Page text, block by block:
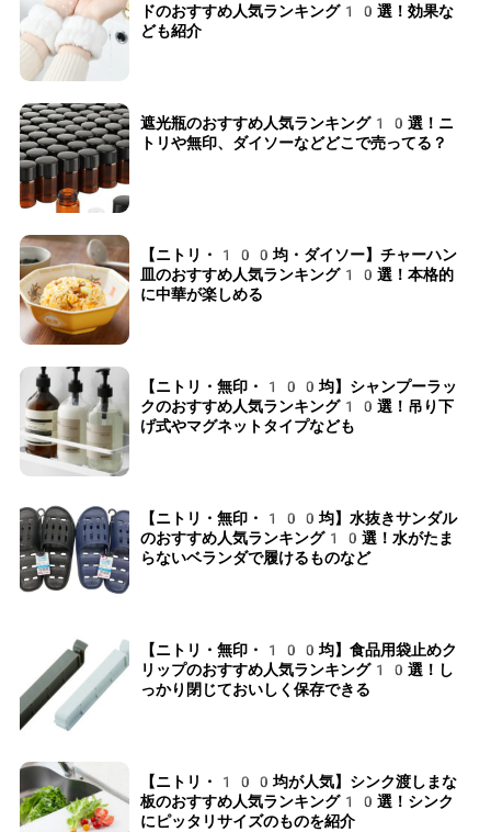
ドのおすすめ人気ランキング10選！効果な
ども紹介
遮光瓶のおすすめ人気ランキング10選！ニ
トリや無印、ダイソーなどどこで売ってる？
【ニトリ・100均・ダイソー】チャーハン
皿のおすすめ人気ランキング10選！本格的
に中華が楽しめる
【ニトリ・無印・100均】シャンプーラッ
クのおすすめ人気ランキング10選！吊り下
げ式やマグネットタイプなども
【ニトリ・無印・100均】水抜きサンダル
のおすすめ人気ランキング10選！水がたま
らないベランダで履けるものなど
【ニトリ・無印・100均】食品用袋止めク
リップのおすすめ人気ランキング10選！し
っかり閉じておいしく保存できる
【ニトリ・100均が人気】シンク渡しまな
板のおすすめ人気ランキング10選！シンク
にピッタリサイズのものを紹介